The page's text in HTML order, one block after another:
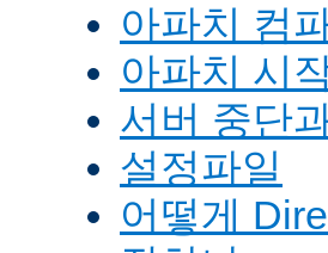
아파치 컴
아파치 시
서버 중단
설정파일
어떻게